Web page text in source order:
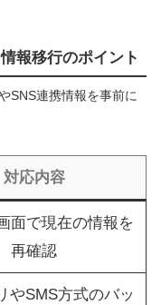
報移行のポイント
SNS連携情報を事前に
対応内容
面で現在の情報を
再確認
やSMS方式のバッ